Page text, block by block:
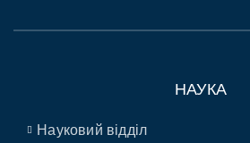
НАУКА
Науковий відділ